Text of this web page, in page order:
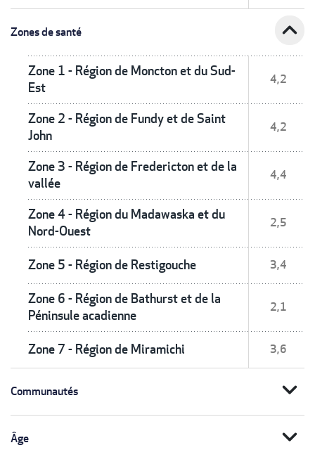
Zones de santé expand_less
Zone 1 - Région de Moncton et du Sud-
Est
4,2
Zone 2 - Région de Fundy et de Saint
John
4,2
Zone 3 - Région de Fredericton et de la
vallée
4,4
Zone 4 - Région du Madawaska et du
Nord-Ouest
2,5
Zone 5 - Région de Restigouche 3,4
Zone 6 - Région de Bathurst et de la
Péninsule acadienne
2,1
Zone 7 - Région de Miramichi 3,6
Communautés expand_more
Âge expand_more